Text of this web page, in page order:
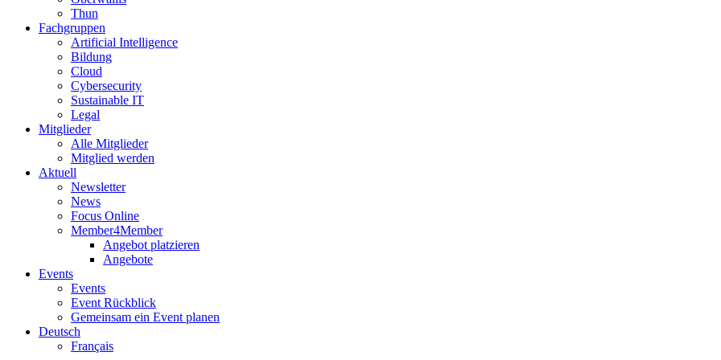
Thun
Fachgruppen
Artificial Intelligence
Bildung
Cloud
Cybersecurity
Sustainable IT
Legal
Mitglieder
Alle Mitglieder
Mitglied werden
Aktuell
Newsletter
News
Focus Online
Member4Member
Angebot platzieren
Angebote
Events
Events
Event Rückblick
Gemeinsam ein Event planen
Deutsch
Français